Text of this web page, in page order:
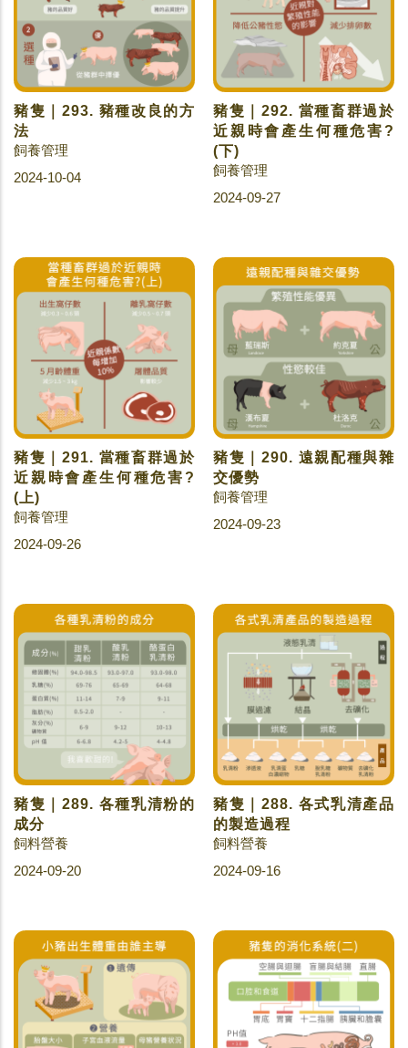
豬隻｜293. 豬種改良的方
法
飼養管理
2024-10-04
豬隻｜292. 當種畜群過於
近親時會產生何種危害?
(下)
飼養管理
2024-09-27
豬隻｜291. 當種畜群過於
近親時會產生何種危害?
(上)
飼養管理
2024-09-26
豬隻｜290. 遠親配種與雜
交優勢
飼養管理
2024-09-23
豬隻｜289. 各種乳清粉的
成分
飼料營養
2024-09-20
豬隻｜288. 各式乳清產品
的製造過程
飼料營養
2024-09-16